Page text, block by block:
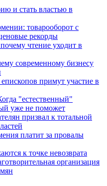
и стать властью в
товарооборот с
рекорды
чтение уходит в
современному бизнесу
примут участие в
"естественный"
уже не поможет
призвал к тотальной
платит за провалы
к точке невозврата
организация